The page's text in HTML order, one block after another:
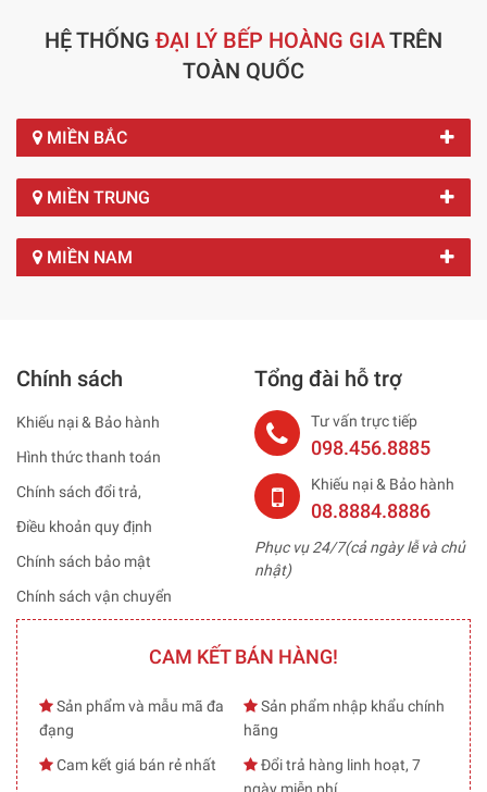
HỆ THỐNG ĐẠI LÝ BẾP HOÀNG GIATRÊN
TOÀN QUỐC
MIỀN BẮC
MIỀN TRUNG
MIỀN NAM
Chính sách
Khiếu nại & Bảo hành
Hình thức thanh toán
Chính sách đổi trả,
Điều khoản quy định
Chính sách bảo mật
Chính sách vận chuyển
Tổng đài hỗ trợ
Tư vấn trực tiếp
098.456.8885
Khiếu nại & Bảo hành
08.8884.8886
Phục vụ 24/7(cả ngày lễ và chủ
nhật)
CAM KẾT BÁN HÀNG!
Sản phẩm và mẫu mã đa
đạng
Sản phẩm nhập khẩu chính
hãng
Cam kết giá bán rẻ nhất
Đổi trả hàng linh hoạt, 7